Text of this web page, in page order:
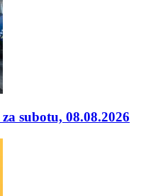
subotu, 08.08.2026